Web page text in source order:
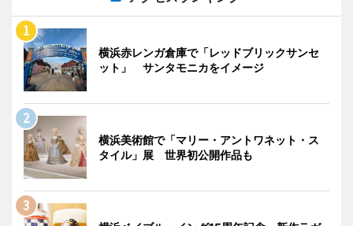
横浜赤レンガ倉庫で「レッドブリックサンセ
ット」 サンタモニカをイメージ
横浜美術館で「マリー・アントワネット・ス
タイル」展 世界初公開作品も